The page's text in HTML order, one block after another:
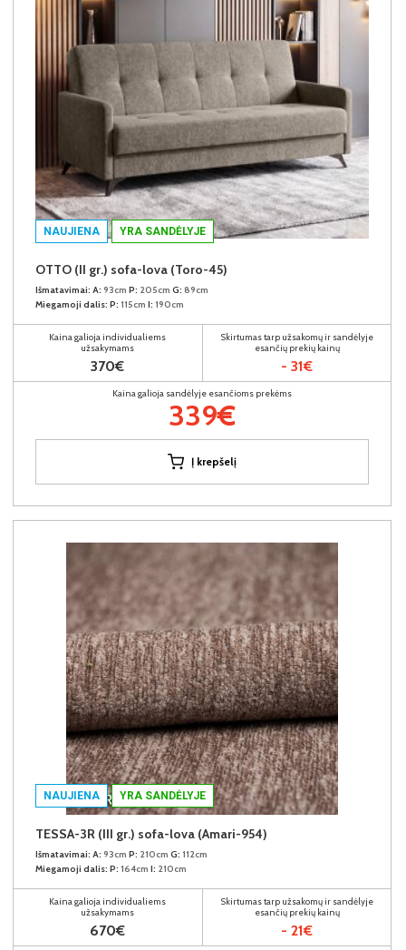
NAUJIENA YRA SANDĖLYJE
OTTO (II gr.) sofa-lova (Toro-45)
Išmatavimai: A: 93cm P: 205cm G: 89cm
Miegamoji dalis: P: 115cm I: 190cm
Kaina galioja individualiems
užsakymams
370€
Skirtumas tarp užsakomų ir sandėlyje
esančių prekių kainų
- 31€
Kaina galioja sandėlyje esančioms prekėms
339€
Į krepšelį
NAUJIENA YRA SANDĖLYJE
TESSA-3R (III gr.) sofa-lova (Amari-954)
Išmatavimai: A: 93cm P: 210cm G: 112cm
Miegamoji dalis: P: 164cm I: 210cm
Kaina galioja individualiems
užsakymams
670€
Skirtumas tarp užsakomų ir sandėlyje
esančių prekių kainų
- 21€